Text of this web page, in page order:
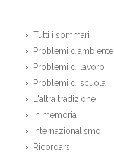
Tutti i sommari
Problemi d'ambiente
Problemi di lavoro
Problemi di scuola
L'altra tradizione
In memoria
Internazionalismo
Ricordarsi